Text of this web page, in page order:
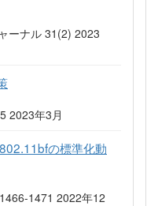
ーナル 31(2) 2023
2023年3月
の標準化動
1471 2022年12